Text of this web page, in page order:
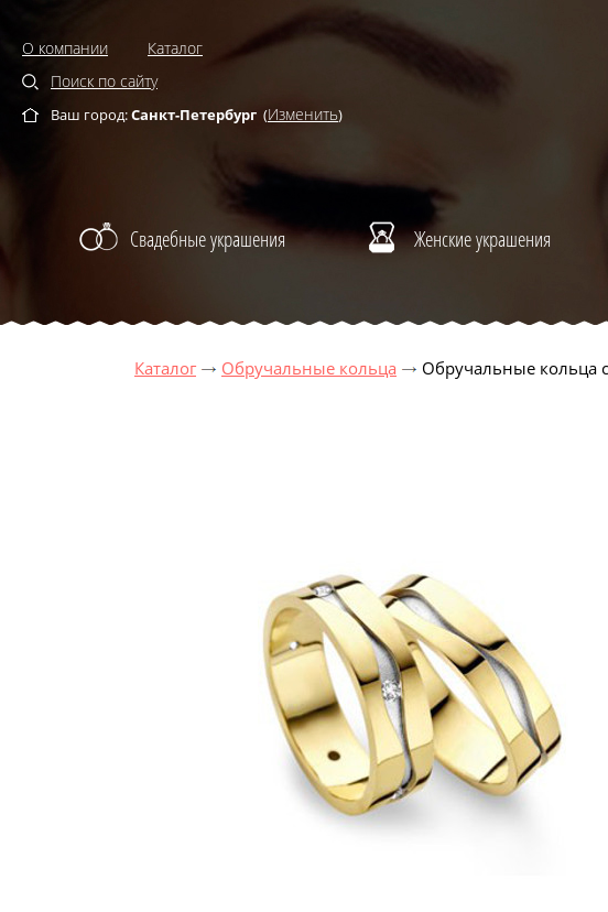
О компании
Каталог
Поиск по сайту
Ваш город:Санкт-Петербург (Изменить)
Свадебные украшения Женские украшения
Каталог Обручальные кольца Обручальные кольца